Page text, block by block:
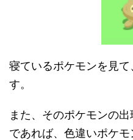
寝ているポケモンを見
す。
また、そのポケモンの
であれば、色違いポケモ